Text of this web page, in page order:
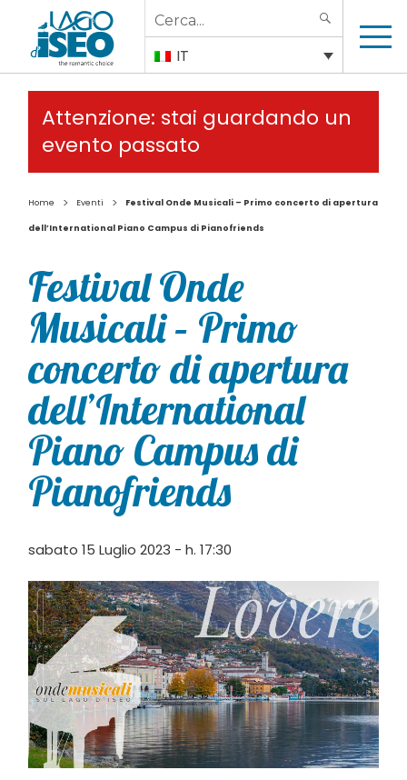
Search
for:
IT
Attenzione: stai guardando un
evento passato
Home > Eventi > Festival Onde Musicali – Primo concerto di apertura
dell’International Piano Campus di Pianofriends
Festival Onde
Musicali – Primo
concerto di apertura
dell’International
Piano Campus di
Pianofriends
sabato 15 Luglio 2023 - h. 17:30